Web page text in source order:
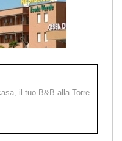
il tuo B&B alla Torre